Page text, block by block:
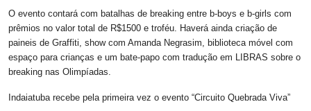
O evento contará com batalhas de breaking entre b-boys e b-girls com
prêmios no valor total de R$1500 e troféu. Haverá ainda criação de
paineis de Graffiti, show com Amanda Negrasim, biblioteca móvel com
espaço para crianças e um bate-papo com tradução em LIBRAS sobre o
breaking nas Olimpíadas.
Indaiatuba recebe pela primeira vez o evento “Circuito Quebrada Viva”